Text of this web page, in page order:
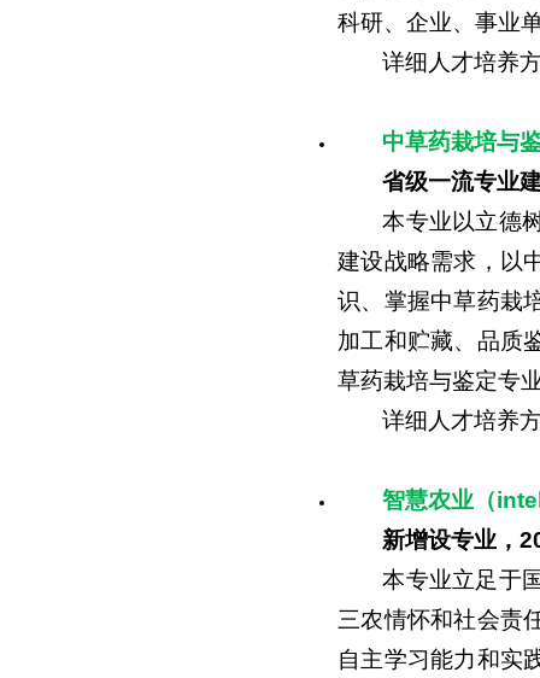
科研、企业、事业
详细人才培养
中草药栽培与
省级一流专业
本专业以立德
建设战略需求，以
识、掌握中草药栽
加工和贮藏、品质
草药栽培与鉴定专
详细人才培养
智慧农业（
新增设专业，
本专业立足于
三农情怀和社会责
自主学习能力和实